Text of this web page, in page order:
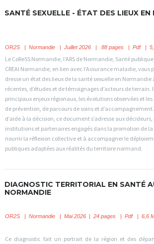
SANTÉ SEXUELLE - ÉTAT DES LIEUX EN
OR2S | Normandie| Juillet 2026 | 88 pages | Pdf |
Le CoReSS Normandie, l’ARS de Normandie, Santé publique
CREAI Normandie, en lien avec l’Assurance maladie, vous
dresse un état des lieux de la santé sexuelle en Normandie
récentes, d’études et de témoignages d’acteurs de terrain.
principaux enjeux régionaux, les évolutions observées et
de prévention, de parcours de soins et
d’aide à la décision, ce document s’adresse aux décideurs,
institutions et partenaires engagés dans la promotion de la
nourrir la réflexion collective et à accompagner le
publiques adaptées aux réalités du territoire normand.
DIAGNOSTIC TERRITORIAL EN SANTÉ
NORMANDIE
OR2S Normandie | Mai 2026 | 24 pages | Pdf | 6,6
Ce diagnostic fait un portrait de la région et des